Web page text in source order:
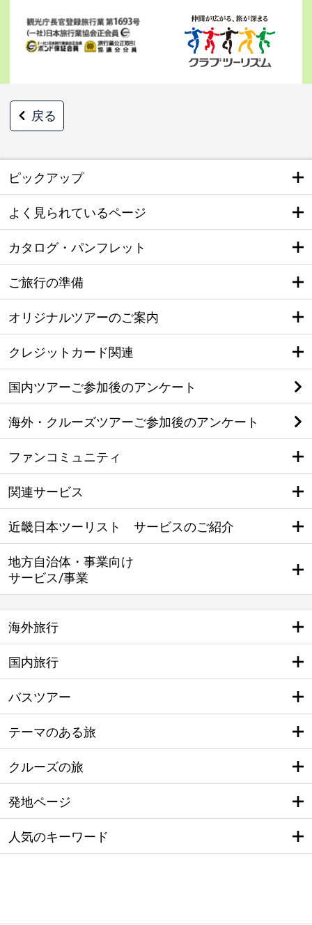
戻る
ピックアップ
よく見られているページ
カタログ・パンフレット
ご旅行の準備
オリジナルツアーのご案内
クレジットカード関連
国内ツアーご参加後のアンケート
海外・クルーズツアーご参加後のアンケート
ファンコミュニティ
関連サービス
近畿日本ツーリスト サービスのご紹介
地方自治体・事業向け
サービス/事業
海外旅行
国内旅行
バスツアー
テーマのある旅
クルーズの旅
発地ページ
人気のキーワード